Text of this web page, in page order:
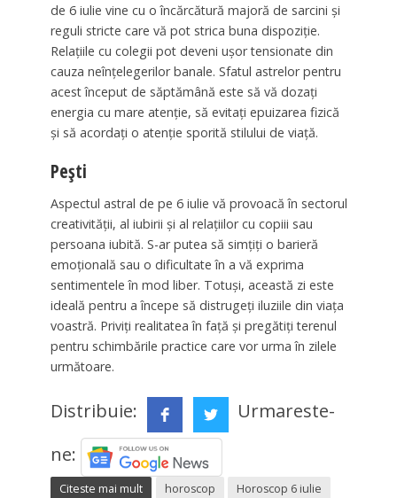
de 6 iulie vine cu o încărcătură majoră de sarcini și
reguli stricte care vă pot strica buna dispoziție.
Relațiile cu colegii pot deveni ușor tensionate din
cauza neînțelegerilor banale. Sfatul astrelor pentru
acest început de săptămână este să vă dozați
energia cu mare atenție, să evitați epuizarea fizică
și să acordați o atenție sporită stilului de viață.
Pești
Aspectul astral de pe 6 iulie vă provoacă în sectorul
creativității, al iubirii și al relațiilor cu copiii sau
persoana iubită. S-ar putea să simțiți o barieră
emoțională sau o dificultate în a vă exprima
sentimentele în mod liber. Totuși, această zi este
ideală pentru a începe să distrugeți iluziile din viața
voastră. Priviți realitatea în față și pregătiți terenul
pentru schimbările practice care vor urma în zilele
următoare.
Distribuie:
Urmareste-
ne:
Citeste mai mult horoscop
Horoscop 6 iulie